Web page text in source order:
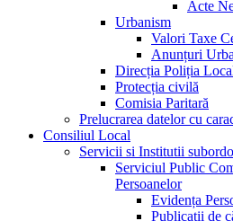
Acte
Urbanism
Valori Taxe
Anunțuri
Direcția Poliția
Protecția civilă
Comisia Paritară
Prelucrarea datelor cu
Consiliul Local
Servicii si Institutii
Serviciul Public
Persoanelor
Evidența
Publicații de